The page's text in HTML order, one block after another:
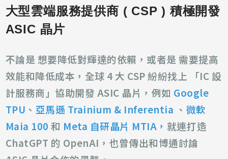
大型雲端服務提供商 ( CSP ) 積極開發
ASIC 晶片
不論是 想要降低對輝達的依賴，或者是 需要提高
效能和降低成本，全球 4 大 CSP 紛紛找上
「IC 設
計服務商」協助開發 ASIC 晶片，例如 Google
TPU 、 亞馬遜 Trainium & Inferentia 、 微軟
Maia 100 和 Meta 自研晶片 MTIA， 就連打造
ChatGPT 的 OpenAI，也曾傳出和博通討論